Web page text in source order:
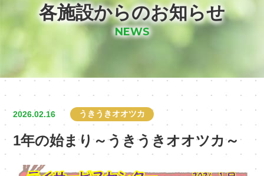
各施設からのお知らせ
NEWS
2026.02.16 うきうきオオツカ
1年の始まり～うきうきオオツカ～